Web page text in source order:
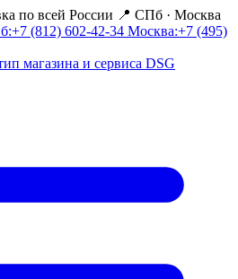
по всей России 📍 СПб · Москва
+7 (812) 602-42-34 Москва:+7 (495)